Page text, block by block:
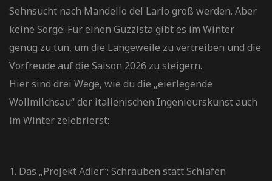
Sehnsucht nach Mandello del Lario groß werden. Aber
keine Sorge: Für einen Guzzista gibt es im Winter
genug zu tun, um die Langeweile zu vertreiben und die
Vorfreude auf die Saison 2026 zu steigern.
Hier sind drei Wege, wie du die „eierlegende
Wollmilchsau“ der italienischen Ingenieurskunst auch
im Winter zelebrierst:
1. Das „Projekt Adler“: Schrauben statt Schlafen